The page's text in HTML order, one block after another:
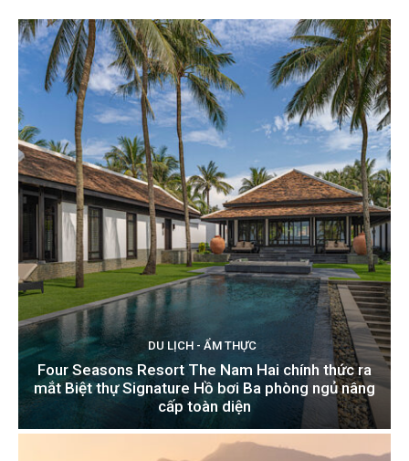
DU LỊCH - ẨM THỰC
Four Seasons Resort The Nam Hai chính thức ra
mắt Biệt thự Signature Hồ bơi Ba phòng ngủ nâng
cấp toàn diện